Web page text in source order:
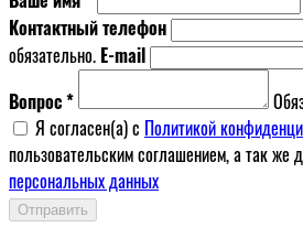
Контактный телефон
обязательно. E-mail
Вопрос *
Я согласен(a) с Политикой
пользовательским соглашением, а так же
персональных данных
Отправить